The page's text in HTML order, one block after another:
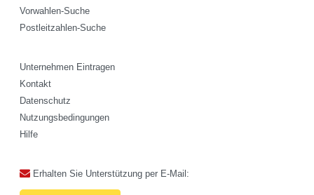
Vorwahlen-Suche
Postleitzahlen-Suche
Unternehmen Eintragen
Kontakt
Datenschutz
Nutzungsbedingungen
Hilfe
Erhalten Sie Unterstützung per E-Mail: